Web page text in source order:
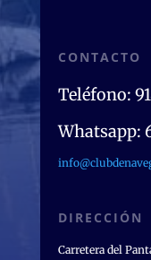
CONTACTO
Teléfono:
Whatsapp:
DIRECCIÓN
Carretera del